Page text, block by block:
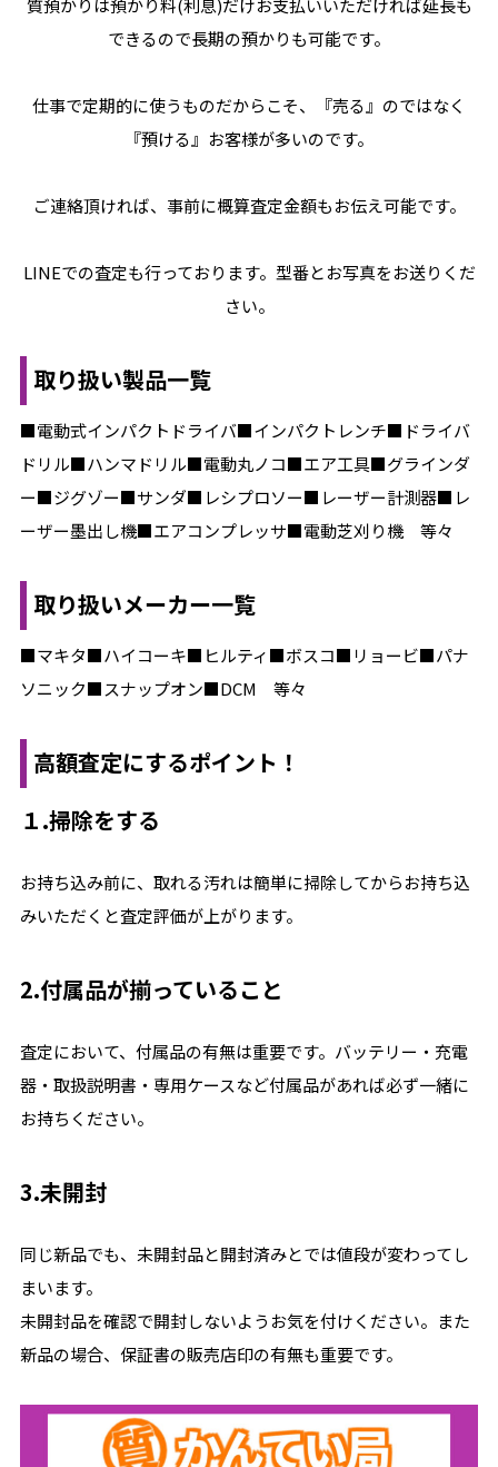
質預かりは預かり料(利息)だけお支払いいただければ延長も
できるので長期の預かりも可能です。
仕事で定期的に使うものだからこそ、『売る』のではなく
『預ける』お客様が多いのです。
ご連絡頂ければ、事前に概算査定金額もお伝え可能です。
LINEでの査定も行っております。型番とお写真をお送りくだ
さい。
取り扱い製品一覧
■電動式インパクトドライバ■インパクトレンチ■ドライバ
ドリル■ハンマドリル■電動丸ノコ■エア工具■グラインダ
ー■ジグゾー■サンダ■レシプロソー■レーザー計測器■レ
ーザー墨出し機■エアコンプレッサ■電動芝刈り機 等々
取り扱いメーカー一覧
■マキタ■ハイコーキ■ヒルティ■ボスコ■リョービ■パナ
ソニック■スナップオン■DCM 等々
高額査定にするポイント！
１.掃除をする
お持ち込み前に、取れる汚れは簡単に掃除してからお持ち込
みいただくと査定評価が上がります。
2.付属品が揃っていること
査定において、付属品の有無は重要です。バッテリー・充電
器・取扱説明書・専用ケースなど付属品があれば必ず一緒に
お持ちください。
3.未開封
同じ新品でも、未開封品と開封済みとでは値段が変わってし
まいます。
未開封品を確認で開封しないようお気を付けください。また
新品の場合、保証書の販売店印の有無も重要です。